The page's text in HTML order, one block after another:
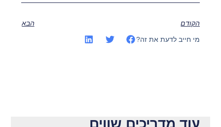
הקודם הבא
מי חייב לדעת את זה?
עוד מדריכים שווים